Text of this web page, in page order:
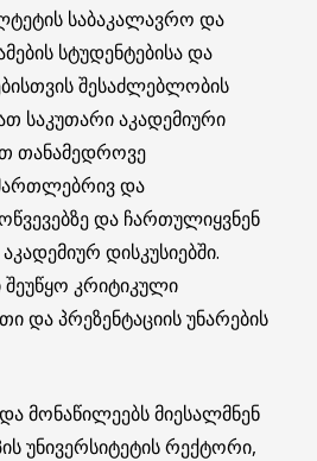
საბაკალავრო და
სტუდენტებისა და
შესაძლებლობის
საკუთარი აკადემიური
თანამედროვე
და
და ჩართულიყვნენ
დისკუსიებში.
კრიტიკული
და პრეზენტაციის უნარების
მონაწილეებს მიესალმნენ
უნივერსიტეტის რექტორი,